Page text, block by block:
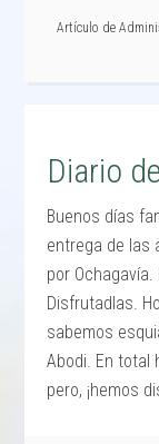
Artículo de
Diario
Buenos días
entrega de las
por
Disfrutadlas.
sabemos
Abodi. En total
pero, ¡hemos